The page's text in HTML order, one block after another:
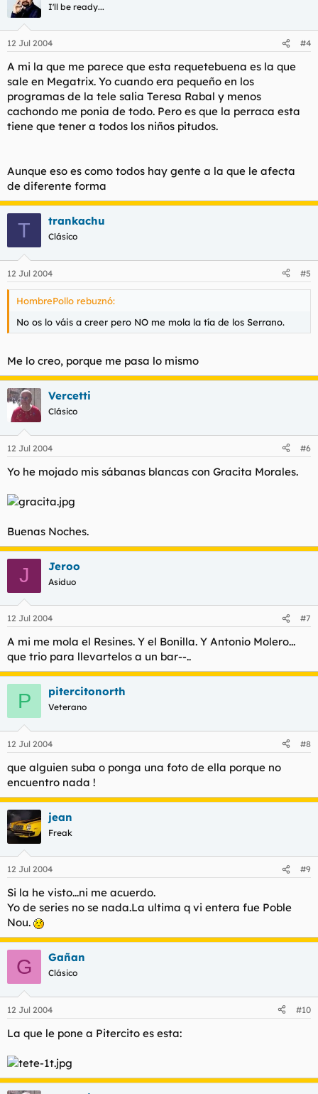
I'll be ready...
12 Jul 2004 #4
A mi la que me parece que esta requetebuena es la que
sale en Megatrix. Yo cuando era pequeño en los
programas de la tele salia Teresa Rabal y menos
cachondo me ponia de todo. Pero es que la perraca esta
tiene que tener a todos los niños pitudos.
Aunque eso es como todos hay gente a la que le afecta
de diferente forma
T trankachu
Clásico
12 Jul 2004 #5
HombrePollo rebuznó:
No os lo váis a creer pero NO me mola la tía de los Serrano.
Me lo creo, porque me pasa lo mismo
Vercetti
Clásico
12 Jul 2004 #6
Yo he mojado mis sábanas blancas con Gracita Morales.
Buenas Noches.
J Jeroo
Asiduo
12 Jul 2004 #7
A mi me mola el Resines. Y el Bonilla. Y Antonio Molero...
que trio para llevartelos a un bar--..
P pitercitonorth
Veterano
12 Jul 2004 #8
que alguien suba o ponga una foto de ella porque no
encuentro nada !
jean
Freak
12 Jul 2004 #9
Si la he visto...ni me acuerdo.
Yo de series no se nada.La ultima q vi entera fue Poble
Nou.
G Gañan
Clásico
12 Jul 2004 #10
La que le pone a Pitercito es esta: